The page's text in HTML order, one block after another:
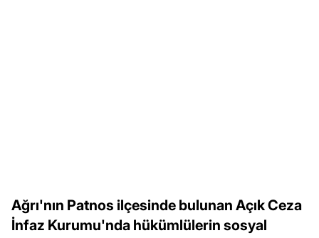
Ağrı'nın Patnos ilçesinde bulunan Açık Ceza
İnfaz Kurumu'nda hükümlülerin sosyal